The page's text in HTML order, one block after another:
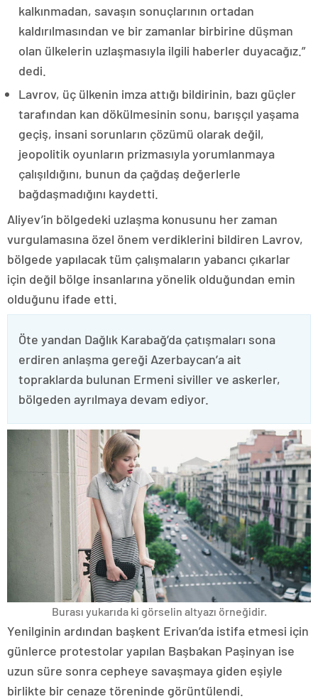
kalkınmadan, savaşın sonuçlarının ortadan
kaldırılmasından ve bir zamanlar birbirine düşman
olan ülkelerin uzlaşmasıyla ilgili haberler duyacağız.”
dedi.
Lavrov, üç ülkenin imza attığı bildirinin, bazı güçler
tarafından kan dökülmesinin sonu, barışçıl yaşama
geçiş, insani sorunların çözümü olarak değil,
jeopolitik oyunların prizmasıyla yorumlanmaya
çalışıldığını, bunun da çağdaş değerlerle
bağdaşmadığını kaydetti.
Aliyev’in bölgedeki uzlaşma konusunu her zaman
vurgulamasına özel önem verdiklerini bildiren Lavrov,
bölgede yapılacak tüm çalışmaların yabancı çıkarlar
için değil bölge insanlarına yönelik olduğundan emin
olduğunu ifade etti.
Öte yandan Dağlık Karabağ’da çatışmaları sona
erdiren anlaşma gereği Azerbaycan’a ait
topraklarda bulunan Ermeni siviller ve askerler,
bölgeden ayrılmaya devam ediyor.
Burası yukarıda ki görselin altyazı örneğidir.
Yenilginin ardından başkent Erivan’da istifa etmesi için
günlerce protestolar yapılan Başbakan Paşinyan ise
uzun süre sonra cepheye savaşmaya giden eşiyle
birlikte bir cenaze töreninde görüntülendi.